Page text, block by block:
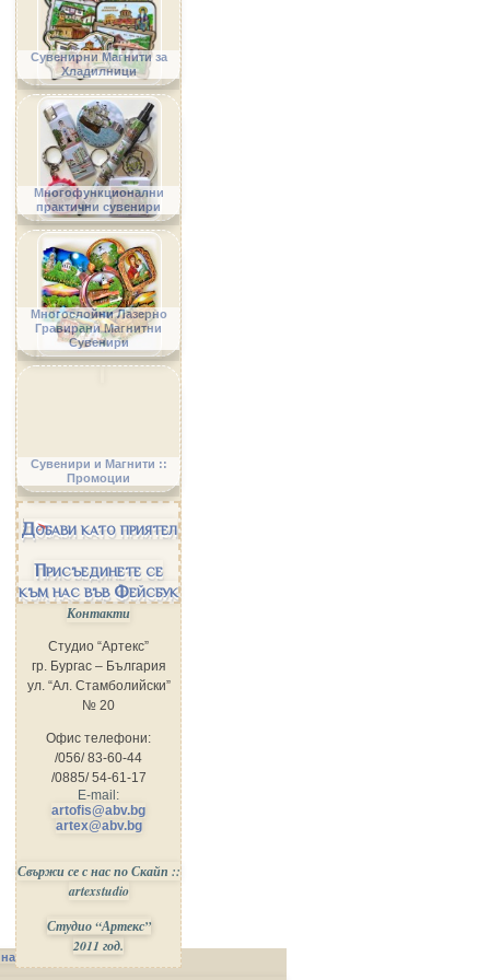
Сувенирни Магнити за
Хладилници
Многофункционални
практични сувенири
Многослойни Лазерно
Гравирани Магнитни
Сувенири
Сувенири и Магнити ::
Промоции
Добави като приятел
Присъединете се
към нас във Фейсбук
Контакти
Студио “Артекс”
гр. Бургас – България
ул. “Ал. Стамболийски”
№ 20
Офис телефони:
/056/ 83-60-44
/0885/ 54-61-17
E-mail:
artofis@abv.bg
artex@abv.bg
Свържи се с нас по Скайп ::
artexstudio
Студио “Артекс”
2011 год.
Сайта